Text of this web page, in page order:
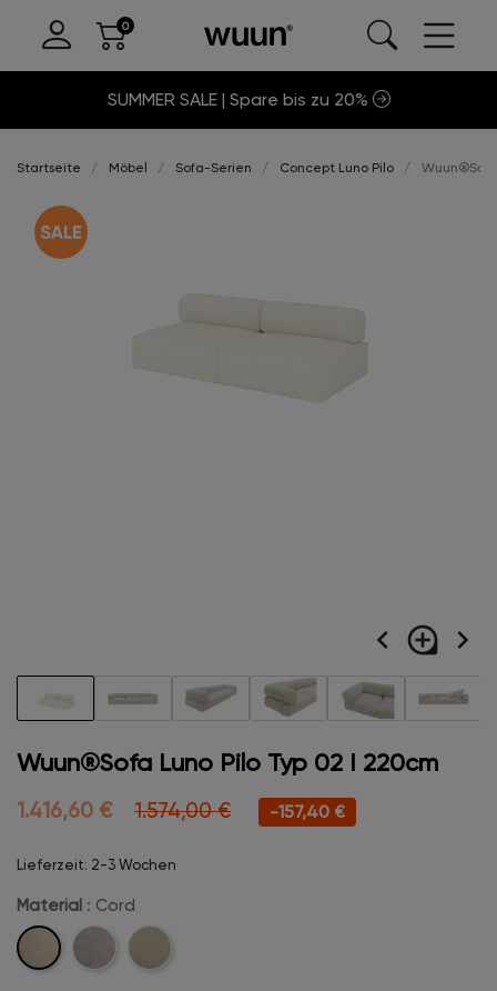
SUMMER SALE | Spare bis zu 20%
Startseite Möbel Sofa-Serien Concept Luno Pilo
navigate_before loupe navigate_next
Wuun®Sofa Luno Pilo Typ 02 I 220cm
1.416,60 € 1.574,00 € -157,40 €
Lieferzeit: 2-3 Wochen
Material : Cord
Cord Velvet Boucle